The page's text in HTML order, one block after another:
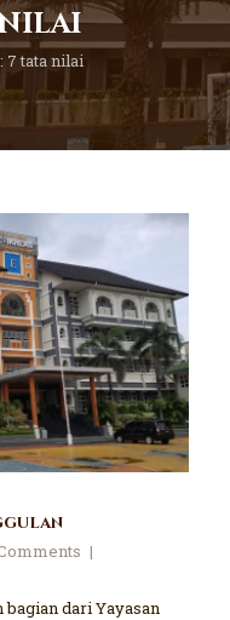
nilai
7 tata nilai
dari Yayasan